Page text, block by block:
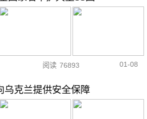
阅读 76893 01-08
乌克兰提供安全保障